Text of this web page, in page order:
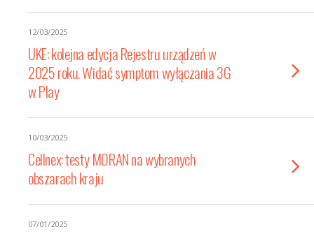
12/03/2025
UKE: kolejna edycja Rejestru urządzeń w
2025 roku. Widać symptom wyłączania 3G
w Play
10/03/2025
Cellnex: testy MORAN na wybranych
obszarach kraju
07/01/2025